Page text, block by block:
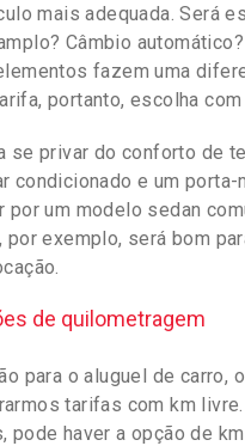
mais adequada. Será
Câmbio automático?
fazem uma
portanto, escolha com
se privar do conforto de
condicionado e um porta-
por um modelo sedan
por exemplo, será bom
de quilometragem
para o aluguel de carro,
tarifas com km
pode haver a opção de